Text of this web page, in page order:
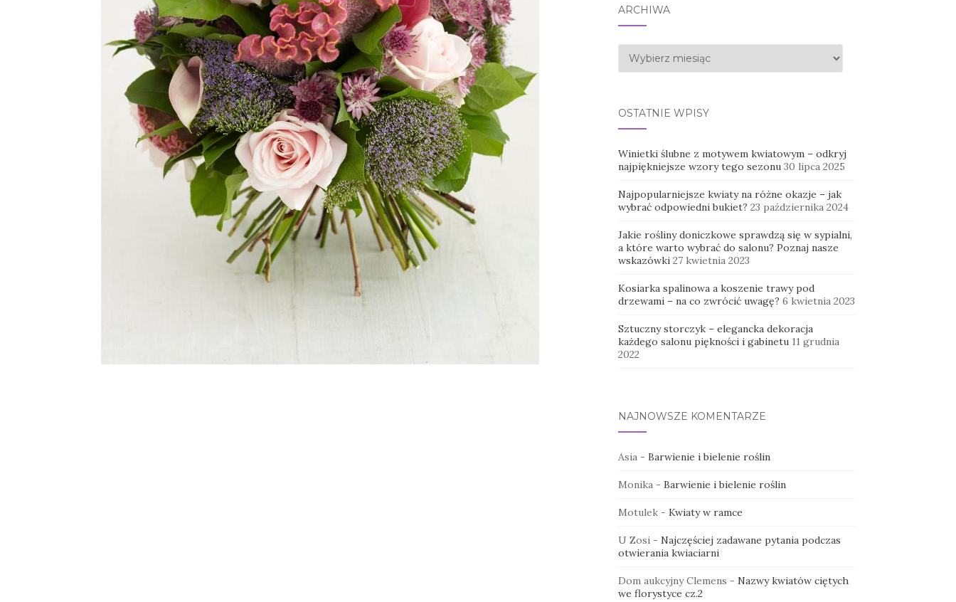
ARCHIWA
Archiwa
OSTATNIE WPISY
Winietki ślubne z motywem kwiatowym – odkryj
najpiękniejsze wzory tego sezonu 30 lipca 2025
Najpopularniejsze kwiaty na różne okazje – jak
wybrać odpowiedni bukiet? 23 października 2024
Jakie rośliny doniczkowe sprawdzą się w sypialni,
a które warto wybrać do salonu? Poznaj nasze
wskazówki 27 kwietnia 2023
Kosiarka spalinowa a koszenie trawy pod
drzewami – na co zwrócić uwagę? 6 kwietnia 2023
Sztuczny storczyk – elegancka dekoracja
każdego salonu piękności i gabinetu 11 grudnia
2022
NAJNOWSZE KOMENTARZE
Asia- Barwienie i bielenie roślin
Monika- Barwienie i bielenie roślin
Motulek- Kwiaty w ramce
U Zosi- Najczęściej zadawane pytania podczas
otwierania kwiaciarni
Dom aukcyjny Clemens - Nazwy kwiatów ciętych
we florystyce cz.2